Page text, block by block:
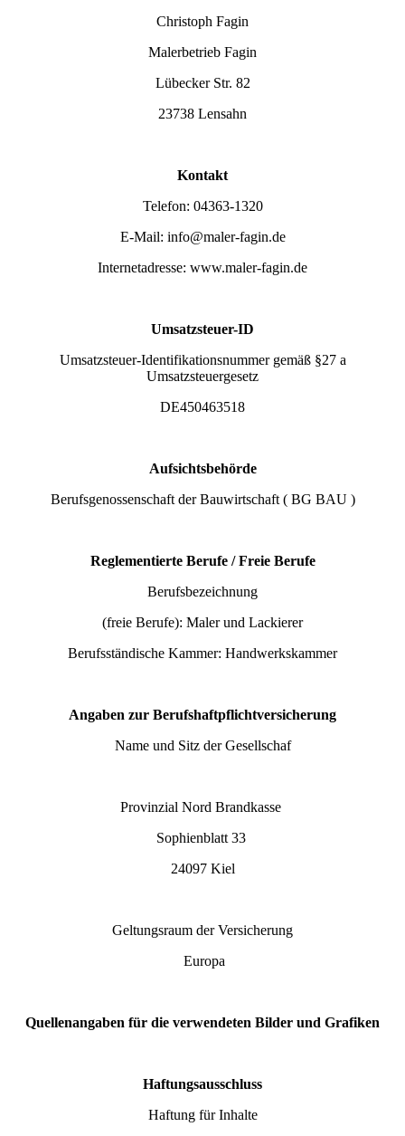
Christoph Fagin
Malerbetrieb Fagin
Lübecker Str. 82
23738 Lensahn
Kontakt
Telefon: 04363-1320
E-Mail: info@maler-fagin.de
Internetadresse: www.maler-fagin.de
Umsatzsteuer-ID
Umsatzsteuer-Identifikationsnummer gemäß §27 a
Umsatzsteuergesetz
DE450463518
Aufsichtsbehörde
Berufsgenossenschaft der Bauwirtschaft ( BG BAU )
Reglementierte Berufe / Freie Berufe
Berufsbezeichnung
(freie Berufe): Maler und Lackierer
Berufsständische Kammer: Handwerkskammer
Angaben zur Berufshaftpflichtversicherung
Name und Sitz der Gesellschaf
Provinzial Nord Brandkasse
Sophienblatt 33
24097 Kiel
Geltungsraum der Versicherung
Europa
Quellenangaben für die verwendeten Bilder und Grafiken
Haftungsausschluss
Haftung für Inhalte